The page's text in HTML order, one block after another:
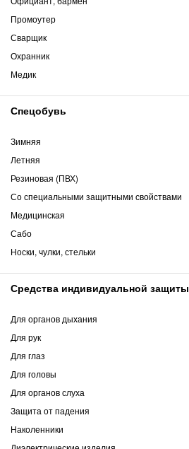
Промоутер
Сварщик
Охранник
Медик
Спецобувь
Зимняя
Летняя
Резиновая (ПВХ)
Со специальными защитными свойствами
Медицинская
Сабо
Носки, чулки, стельки
Средства индивидуальной защиты
Для органов дыхания
Для рук
Для глаз
Для головы
Для органов слуха
Защита от падения
Наколенники